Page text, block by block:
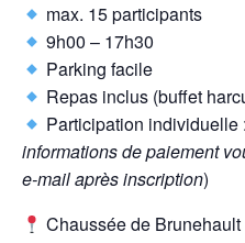
max. 15 participants
9h00 – 17h30
Parking facile
Repas inclus (buffet
Participation individuelle
informations de paiement
e-mail après inscription)
Chaussée de